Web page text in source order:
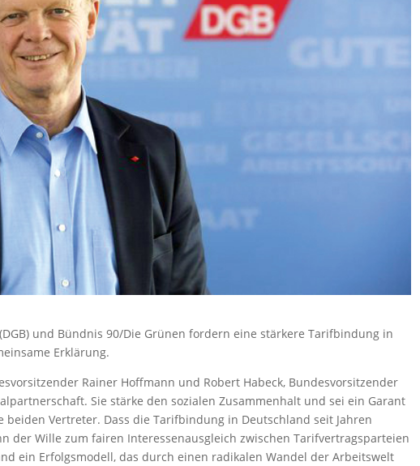
und Bündnis 90/Die Grünen fordern eine stärkere Tarifbindung in
Erklärung.
Rainer Hoffmann und Robert Habeck, Bundesvorsitzender
Sie stärke den sozialen Zusammenhalt und sei ein Garant
Vertreter. Dass die Tarifbindung in Deutschland seit Jahren
der Wille zum fairen Interessenausgleich zwischen Tarifvertragsparteien
ein Erfolgsmodell, das durch einen radikalen Wandel der Arbeitswelt